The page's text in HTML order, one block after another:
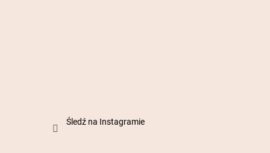
Śledź na Instagramie